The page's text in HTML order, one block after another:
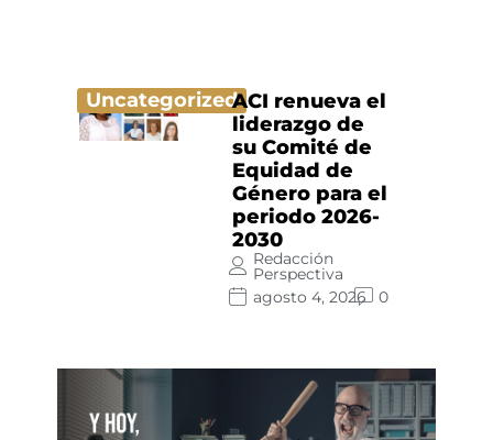
UncategorizedACI renueva el
liderazgo de
su Comité de
Equidad de
Género para el
periodo 2026-
2030
Redacción
Perspectiva
agosto 4, 2026
0